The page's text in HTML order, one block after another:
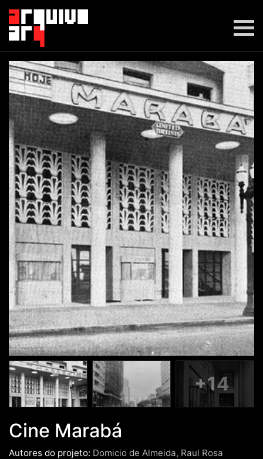
+14
Cine Marabá
Autores do projeto: Domicio de Almeida, Raul Rosa